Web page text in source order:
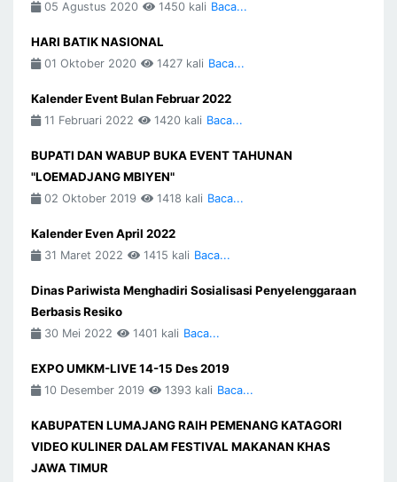
05 Agustus 2020 1450 kali Baca...
HARI BATIK NASIONAL
01 Oktober 2020 1427 kali Baca...
Kalender Event Bulan Februar 2022
11 Februari 2022 1420 kali Baca...
BUPATI DAN WABUP BUKA EVENT TAHUNAN
"LOEMADJANG MBIYEN"
02 Oktober 2019 1418 kali Baca...
Kalender Even April 2022
31 Maret 2022 1415 kali Baca...
Dinas Pariwista Menghadiri Sosialisasi Penyelenggaraan
Berbasis Resiko
30 Mei 2022 1401 kali Baca...
EXPO UMKM-LIVE 14-15 Des 2019
10 Desember 2019 1393 kali Baca...
KABUPATEN LUMAJANG RAIH PEMENANG KATAGORI
VIDEO KULINER DALAM FESTIVAL MAKANAN KHAS
JAWA TIMUR